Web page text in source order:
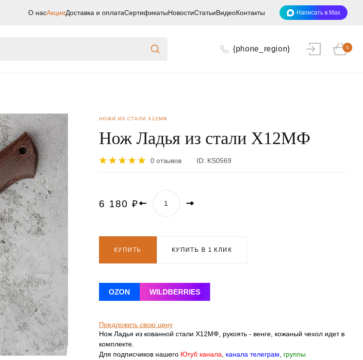
О насАкцииДоставка и оплатаСертификатыНовостиСтатьиВидеоКонтакты Написать в Max
{phone_region} 0
НОЖИ ИЗ СТАЛИ Х12МФ
Нож Ладья из стали Х12МФ
0 отзывов ID: KS0569
6 180 ₽
КУПИТЬ КУПИТЬ В 1 КЛИК
OZON WILDBERRIES
Предложить свою цену
Нож Ладья из кованной стали Х12МФ, рукоять - венге, кожаный чехол идет в
комплекте.
Для подписчиков нашего Ютуб канала канала телеграм
группы